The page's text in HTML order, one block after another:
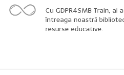
Cu GDPR4SMB Train, ai
întreaga noastră
resurse educative.